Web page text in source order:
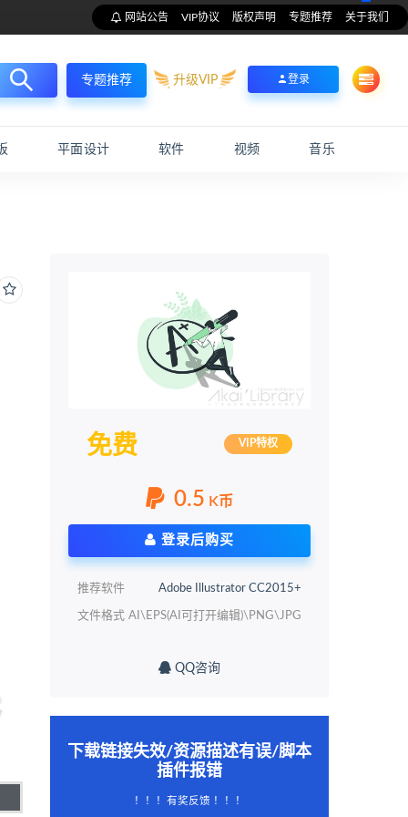
网站公告 VIP协议 版权声明 专题推荐 关于我们
专题推荐 升级VIP 登录
平面设计 软件 视频 音乐
免费 VIP特权
0.5 K币
登录后购买
推荐软件 Adobe Illustrator CC2015+
文件格式 AI\EPS(AI可打开编辑)\PNG\JPG
QQ咨询
下载链接失效/资源描述有误/脚本
插件报错
！！！有奖反馈 ！！！